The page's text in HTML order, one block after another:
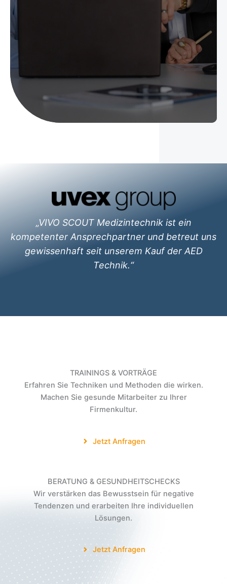
„VIVO SCOUT Medizintechnik ist ein
kompetenter Ansprechpartner und betreut uns
gewissenhaft seit unserem Kauf der AED
Technik.“
TRAININGS & VORTRÄGE
Erfahren Sie Techniken und Methoden die wirken.
Machen Sie gesunde Mitarbeiter zu Ihrer
Firmenkultur.
Jetzt Anfragen
BERATUNG &GESUNDHEITSCHECKS
Wir verstärken das Bewusstsein für negative
Tendenzen und erarbeiten Ihre individuellen
Lösungen.
Jetzt Anfragen